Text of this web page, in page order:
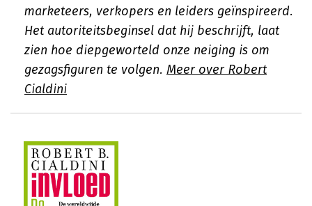
marketeers, verkopers en leiders geïnspireerd.
Het autoriteitsbeginsel dat hij beschrijft, laat
zien hoe diepgeworteld onze neiging is om
gezagsfiguren te volgen. Meer over Robert
Cialdini